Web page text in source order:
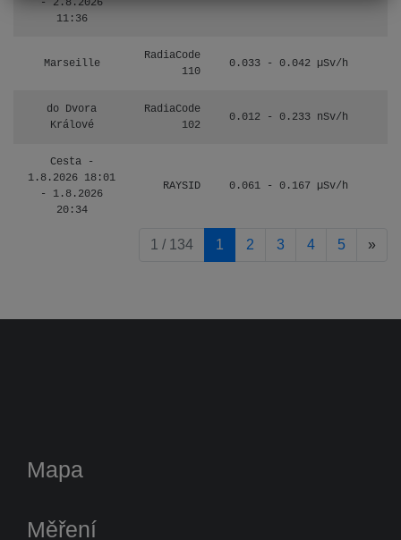
- 2.8.2026
11:36
Marseille
RadiaCode
110
0.033 - 0.042 µSv/h
do Dvora
Králové
RadiaCode
102
0.012 - 0.233 nSv/h
Cesta -
1.8.2026 18:01
- 1.8.2026
20:34
RAYSID 0.061 - 0.167 µSv/h
1 / 134 1 2 3 4 5 »
Mapa
Měření